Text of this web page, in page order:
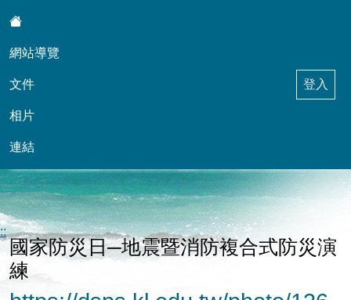
網站導覽
文件
相片
連結
登入
東信自然科學天地與學務輔導工作
國家防災日─地震暨消防複合式防災演
練